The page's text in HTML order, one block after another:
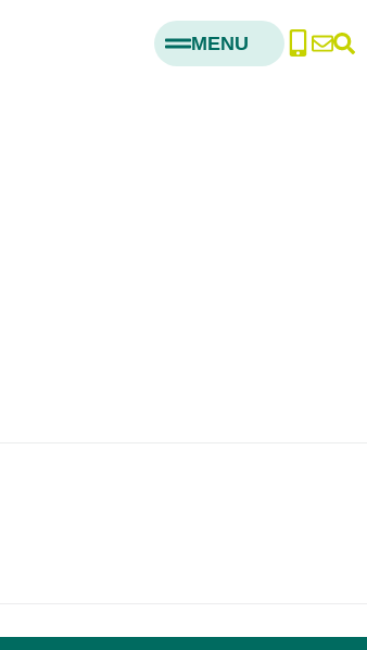
MENU